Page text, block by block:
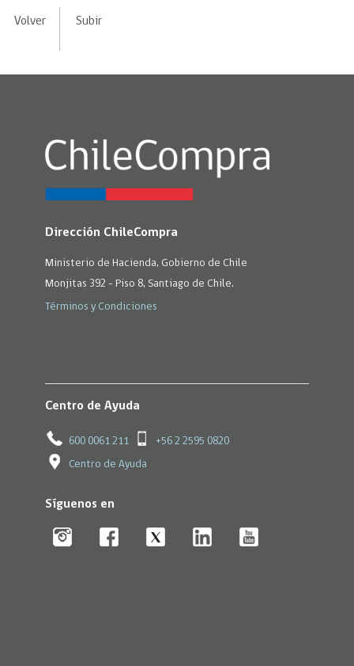
Volver Subir
Dirección ChileCompra
Ministerio de Hacienda, Gobierno de Chile
Monjitas 392 - Piso 8, Santiago de Chile.
Términos y Condiciones
Centro de Ayuda
600 0061 211 +56 2 2595 0820
Centro de Ayuda
Síguenos en